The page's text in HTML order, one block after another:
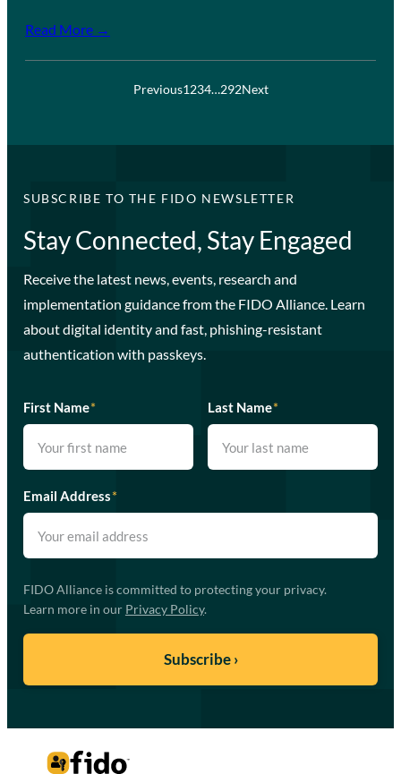
Read More →
Previous1234…292Next
SUBSCRIBE TO THE FIDO NEWSLETTER
Stay Connected, Stay Engaged
Receive the latest news, events, research and
implementation guidance from the FIDO Alliance. Learn
about digital identity and fast, phishing-resistant
authentication with passkeys.
First Name* Last Name*
Email Address*
FIDO Alliance is committed to protecting your privacy.
Learn more in our Privacy Policy.